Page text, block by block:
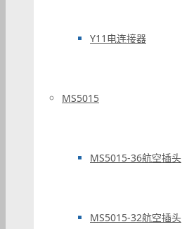
Y11电连接器
MS5015
MS5015-36航空插头
MS5015-32航空插头